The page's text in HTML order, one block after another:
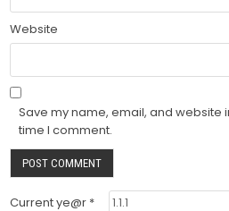
Website
Save my name, email, and website
time I comment.
Current ye@r *